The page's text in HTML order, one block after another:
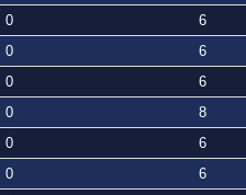
0 6
0 6
0 6
0 8
0 6
0 6